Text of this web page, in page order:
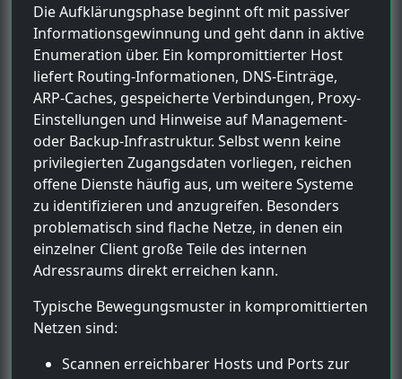
Die Aufklärungsphase beginnt oft mit passiver
Informationsgewinnung und geht dann in aktive
Enumeration über. Ein kompromittierter Host
liefert Routing-Informationen, DNS-Einträge,
ARP-Caches, gespeicherte Verbindungen, Proxy-
Einstellungen und Hinweise auf Management-
oder Backup-Infrastruktur. Selbst wenn keine
privilegierten Zugangsdaten vorliegen, reichen
offene Dienste häufig aus, um weitere Systeme
zu identifizieren und anzugreifen. Besonders
problematisch sind flache Netze, in denen ein
einzelner Client große Teile des internen
Adressraums direkt erreichen kann.
Typische Bewegungsmuster in kompromittierten
Netzen sind:
Scannen erreichbarer Hosts und Ports zur